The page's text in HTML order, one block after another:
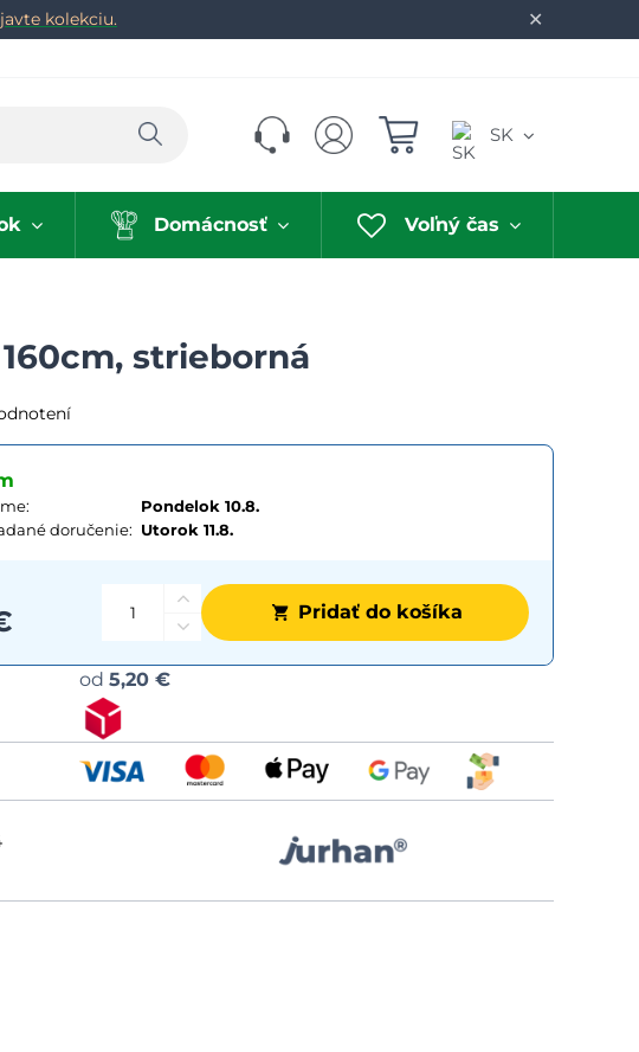
✕
kolekciu.
Hľadať SK
Domácnosť Voľný čas
strieborná
Pondelok 10.8.
doručenie: Utorok 11.8.
Pridať do košíka
od5,20 €